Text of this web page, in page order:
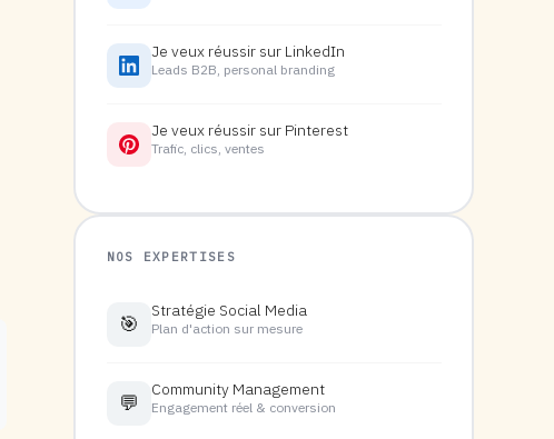
Je veux réussir sur LinkedIn
Leads B2B, personal branding
Je veux réussir sur Pinterest
Trafic, clics, ventes
NOS EXPERTISES
🎯
Stratégie Social Media
Plan d'action sur mesure
💬
Community Management
Engagement réel & conversion